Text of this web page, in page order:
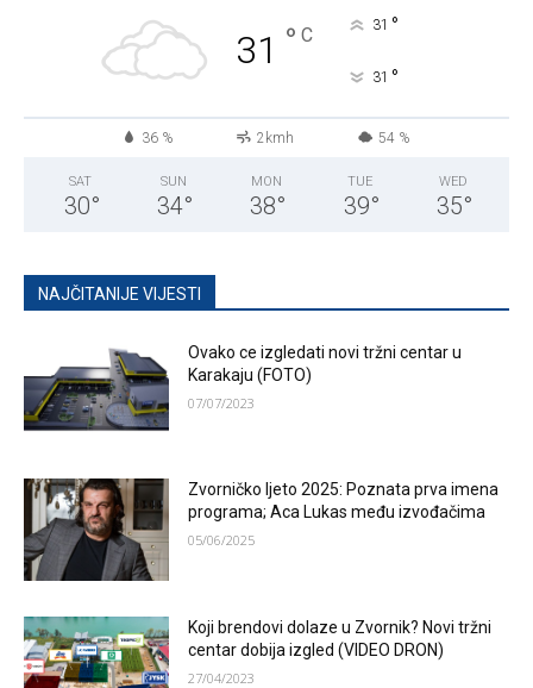
31 ° C 31 °
31 °
36 % 2kmh 54 %
SAT
30°
SUN
34°
MON
38°
TUE
39°
WED
35°
NAJČITANIJE VIJESTI
Ovako ce izgledati novi tržni centar u
Karakaju (FOTO)
07/07/2023
Zvorničko ljeto 2025: Poznata prva imena
programa; Aca Lukas među izvođačima
05/06/2025
Koji brendovi dolaze u Zvornik? Novi tržni
centar dobija izgled (VIDEO DRON)
27/04/2023